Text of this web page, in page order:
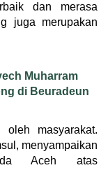
dan merasa
juga merupakan
Muharram
di Beuradeun
masyarakat.
menyampaikan
Aceh atas